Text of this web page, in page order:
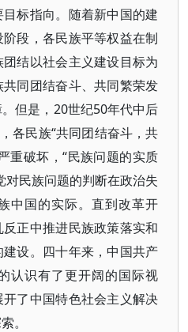
标指向。随着新中国的建
段，各民族平等权益在制
结以社会主义建设目标为
同团结奋斗、共同繁荣发
但是，20世纪50年代中后
各民族“共同团结奋斗，共
重破坏，“民族问题的实质
对民族问题的判断在政治失
中国的实际。直到改革开
正中推进民族政策落实和
设。四十年来，中国共产
认识有了更开阔的国际视
了中国特色社会主义解决
。